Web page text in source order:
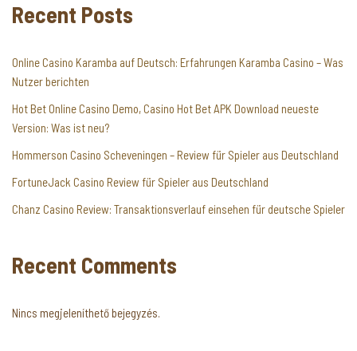
Recent Posts
Online Casino Karamba auf Deutsch: Erfahrungen Karamba Casino – Was
Nutzer berichten
Hot Bet Online Casino Demo, Casino Hot Bet APK Download neueste
Version: Was ist neu?
Hommerson Casino Scheveningen – Review für Spieler aus Deutschland
FortuneJack Casino Review für Spieler aus Deutschland
Chanz Casino Review: Transaktionsverlauf einsehen für deutsche Spieler
Recent Comments
Nincs megjeleníthető bejegyzés.